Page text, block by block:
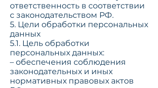
ответственность в соответствии
с законодательством РФ.
5. Цели обработки персональных
данных
5.1. Цель обработки
персональных данных:
– обеспечения соблюдения
законодательных и иных
нормативных правовых актов